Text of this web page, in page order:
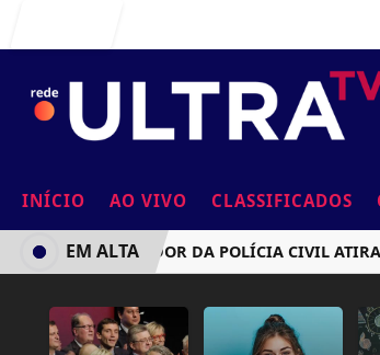
INÍCIO AO VIVO CLASSIFICADOS
INVESTIGADOR DA POLÍCIA CIVIL ATIRA
EM ALTA